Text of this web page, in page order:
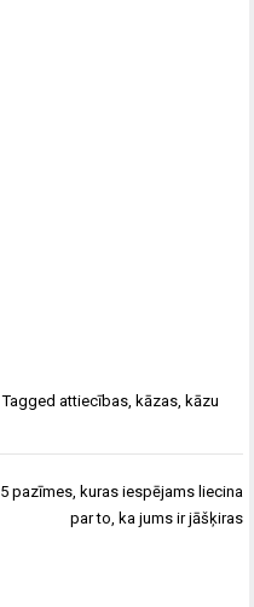
Taggedattiecības, kāzas, kāzu
5 pazīmes, kuras iespējams liecina
par to, ka jums ir jāšķiras